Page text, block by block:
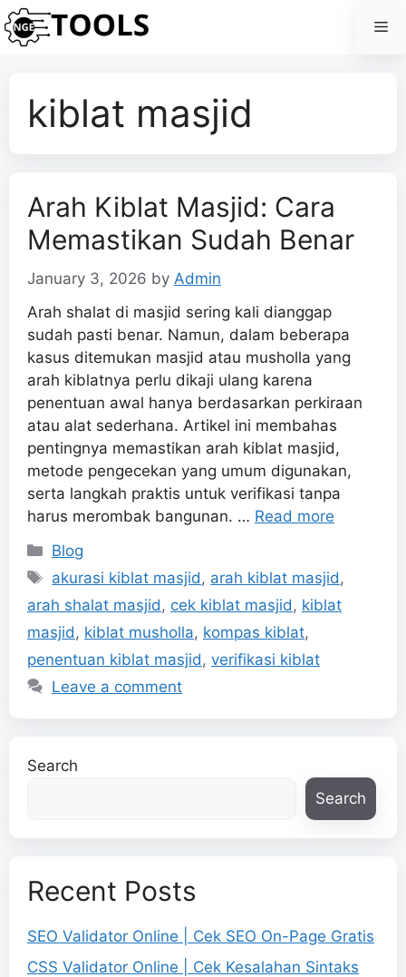
Skip
to
kiblat masjid
Arah Kiblat Masjid: Cara
Memastikan Sudah Benar
January 3, 2026 by Admin
Arah shalat di masjid sering kali dianggap
sudah pasti benar. Namun, dalam beberapa
kasus ditemukan masjid atau musholla yang
arah kiblatnya perlu dikaji ulang karena
penentuan awal hanya berdasarkan perkiraan
atau alat sederhana. Artikel ini membahas
pentingnya memastikan arah kiblat masjid,
metode pengecekan yang umum digunakan,
serta langkah praktis untuk verifikasi tanpa
harus merombak bangunan. … Read more
Categories
Blog
Tags
akurasi kiblat masjid, arah kiblat masjid,
arah shalat masjid, cek kiblat masjid, kiblat
masjid, kiblat musholla, kompas kiblat,
penentuan kiblat masjid, verifikasi kiblat
Leave a comment
Search
Search
Recent Posts
SEO Validator Online | Cek SEO On-Page Gratis
CSS Validator Online | Cek Kesalahan Sintaks